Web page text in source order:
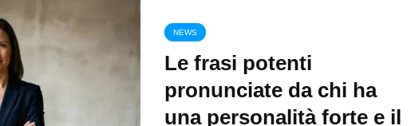
NEWS
Le frasi potenti
pronunciate da chi ha
una personalità forte e il